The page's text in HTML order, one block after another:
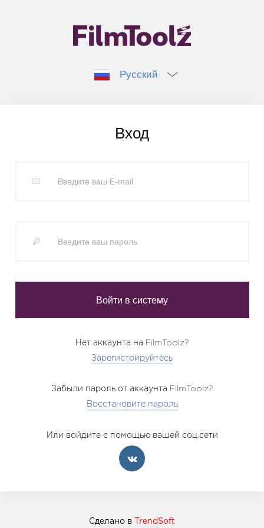
Русский
Вход
Нет аккаунта на FilmToolz?
Зарегистрируйтесь
Забыли пароль от аккаунта FilmToolz?
Восстановите пароль
Или войдите с помощью вашей соц.сети
Сделано в TrendSoft